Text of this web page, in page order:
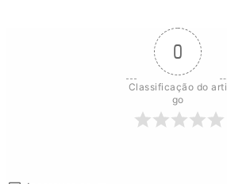
0
Classificação do arti
go